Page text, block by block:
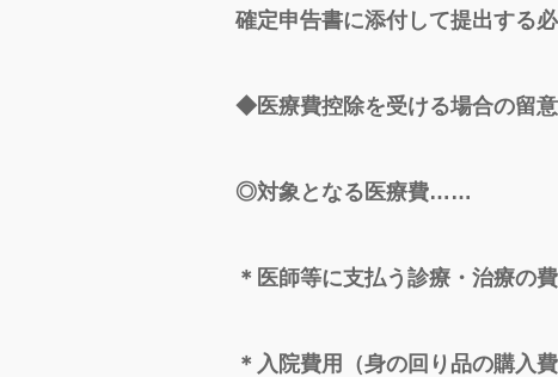
確定申告書に添付して提出する必
◆医療費控除を受ける場合の留
◎対象となる医療費……
＊医師等に支払う診療・治療の費
＊入院費用（身の回り品の購入